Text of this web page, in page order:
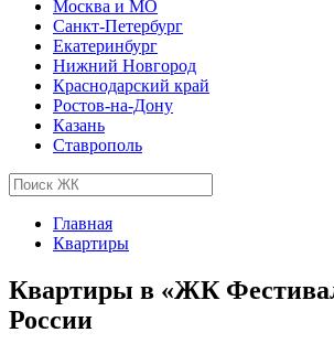
Москва и МО
Санкт-Петербург
Екатеринбург
Нижний Новгород
Краснодарский край
Ростов-на-Дону
Казань
Ставрополь
Главная
Квартиры
Квартиры в «ЖК
России